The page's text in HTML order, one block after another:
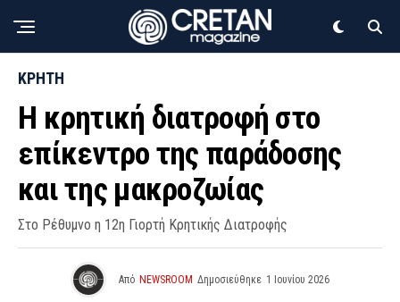
ΚΡΗΤΗ
Η κρητική διατροφή στο
επίκεντρο της παράδοσης
και της μακροζωίας
Στο Ρέθυμνο η 12η Γιορτή Κρητικής Διατροφής
Από NEWSROOM Δημοσιεύθηκε 1 Ιουνίου 2026